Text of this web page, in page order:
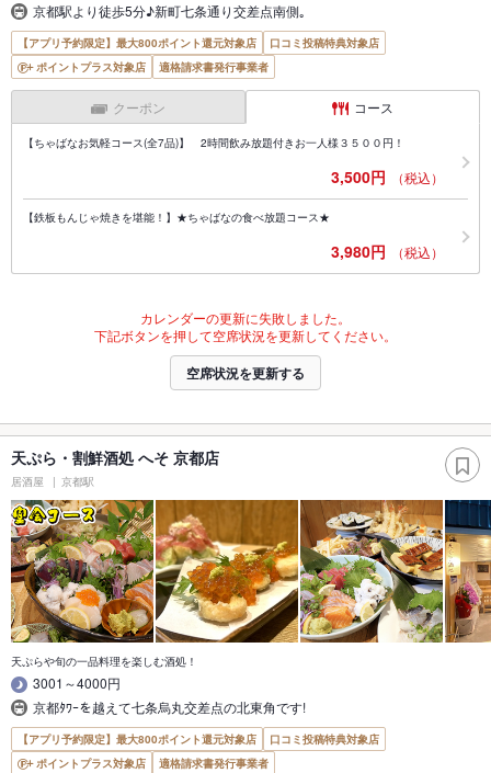
京都駅より徒歩5分♪新町七条通り交差点南側｡
【アプリ予約限定】最大800ポイント還元対象店
口コミ投稿特典対象店
ポイントプラス対象店
適格請求書発行事業者
クーポン コース
【ちゃばなお気軽コース(全7品)】 2時間飲み放題付きお一人様３５００円！
3,500円 （税込）
【鉄板もんじゃ焼きを堪能！】★ちゃばなの食べ放題コース★
3,980円 （税込）
カレンダーの更新に失敗しました。
下記ボタンを押して空席状況を更新してください。
空席状況を更新する
天ぷら・割鮮酒処 へそ 京都店
居酒屋 京都駅
天ぷらや旬の一品料理を楽しむ酒処！
3001～4000円
京都ﾀﾜｰを越えて七条烏丸交差点の北東角です!
【アプリ予約限定】最大800ポイント還元対象店
口コミ投稿特典対象店
ポイントプラス対象店
適格請求書発行事業者